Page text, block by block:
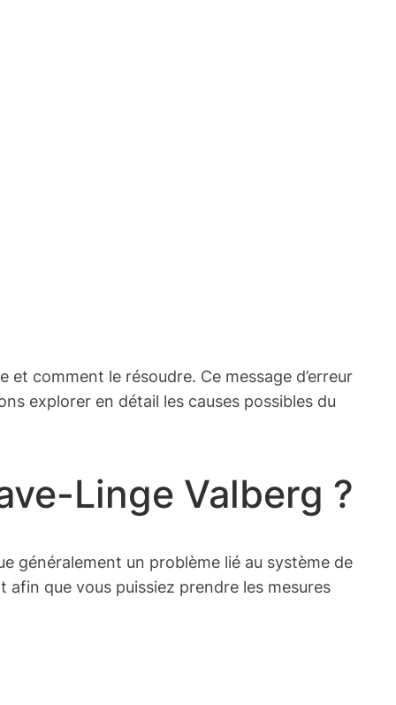
comment le résoudre. Ce message d’erreur
explorer en détail les causes possibles du
Linge Valberg ?
généralement un problème lié au système de
afin que vous puissiez prendre les mesures